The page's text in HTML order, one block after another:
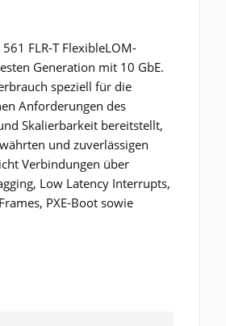
FLR-T FlexibleLOM-
Generation mit 10 GbE.
speziell für die
Anforderungen des
Skalierbarkeit bereitstellt,
und zuverlässigen
Verbindungen über
Low Latency Interrupts,
PXE-Boot sowie